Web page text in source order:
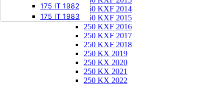
175 IT 1982
175 IT 1983
250 KXF 2014
250 KXF 2015
250 KXF 2016
250 KXF 2017
250 KXF 2018
250 KX 2019
250 KX 2020
250 KX 2021
250 KX 2022